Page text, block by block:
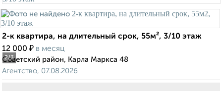
2/3
2-к квартира, на длительный срок, 55м², 3/10 этаж
12 000 ₽ в месяц
Советский район, Карла Маркса 48
Агентство, 07.08.2026